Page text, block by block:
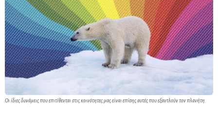
Οι ίδιες δυνάμεις που επιτίθενται στις κοινότητες μας είναι επίσης αυτές που εξαντλούν τον πλανήτη.